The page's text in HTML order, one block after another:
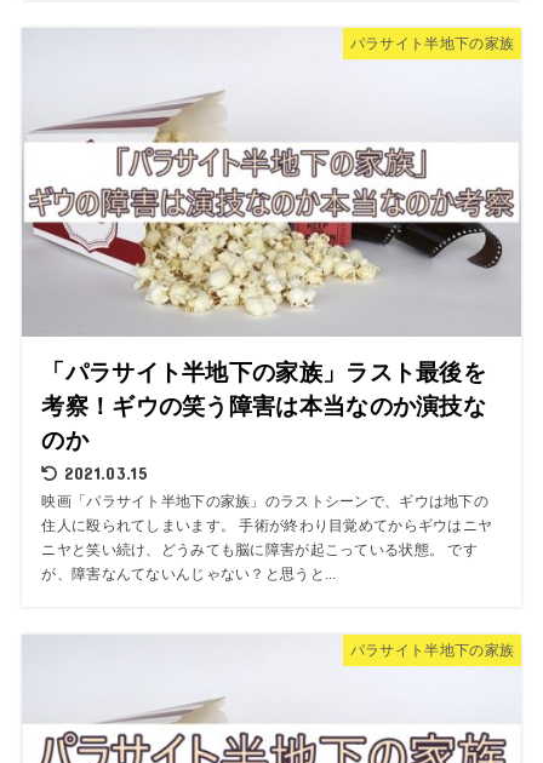
パラサイト半地下の家族
「パラサイト半地下の家族」ラスト最後を
考察！ギウの笑う障害は本当なのか演技な
のか
2021.03.15
映画「パラサイト半地下の家族」のラストシーンで、ギウは地下の
住人に殴られてしまいます。 手術が終わり目覚めてからギウはニヤ
ニヤと笑い続け、どうみても脳に障害が起こっている状態。 です
が、障害なんてないんじゃない？と思うと...
パラサイト半地下の家族